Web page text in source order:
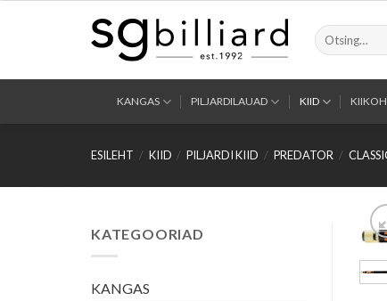
Otsi:
KANGAS PILJARDILAUAD KIID
ESILEHT / KIID / PILJARDI KIID / PREDATOR /
KATEGOORIAD
KANGAS